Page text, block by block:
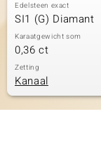
Edelsteen exact
SI1 (G) Diamant
Karaatgewicht som
0,36 ct
Zetting
Kanaal